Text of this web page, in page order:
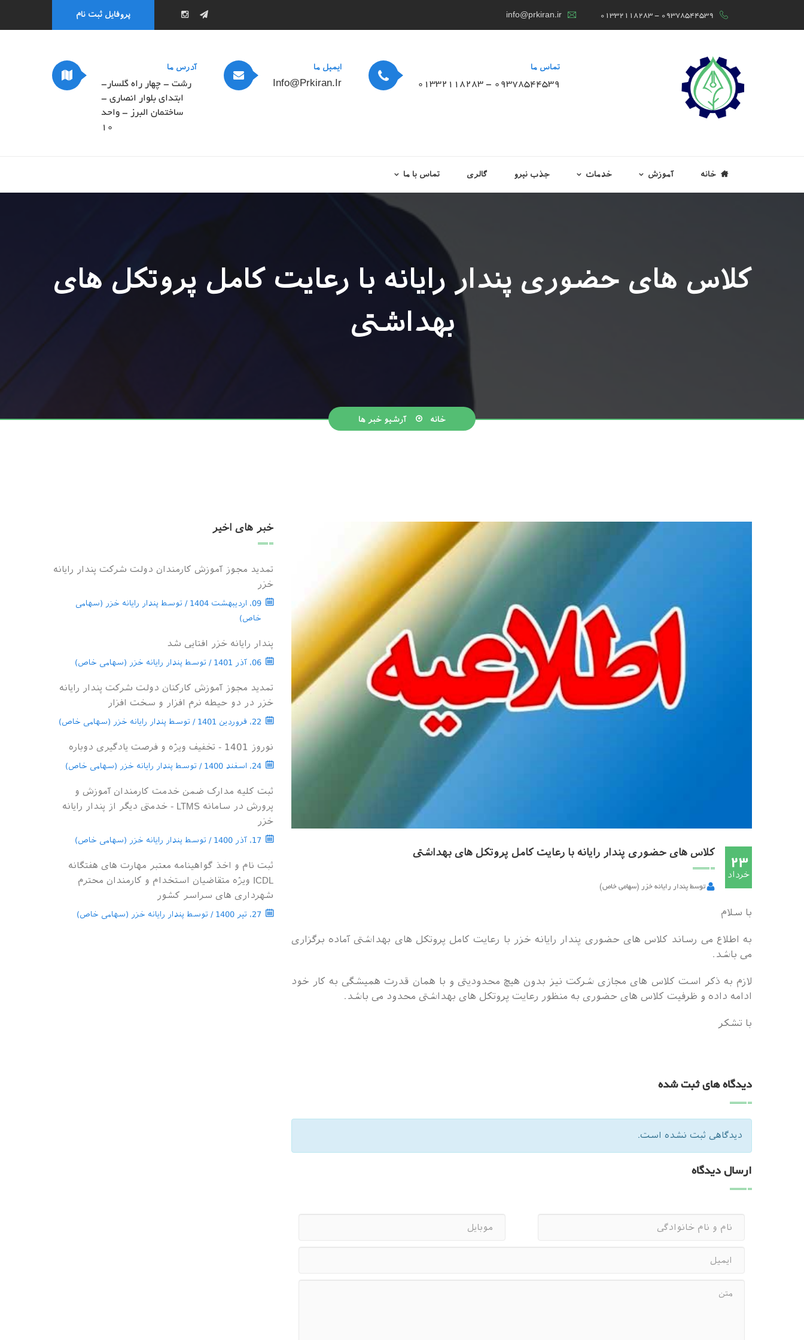
01332118283 - 09378544539
info@prkiran.ir پروفایل ثبت نام
تماس ما
01332118283 - 09378544539
ایمیل ما
Info@prkiran.ir
آدرس ما
رشت - چهار راه گلسار-
ابتدای بلوار انصاری -
ساختمان البرز - واحد
۱۰
خانه آموزش خدمات جذب نیرو گالری تماس با ما
کلاس های حضوری پندار رایانه با رعایت کامل پروتکل های
بهداشتی
خانه آرشیو خبر ها
23
خرداد
کلاس های حضوری پندار رایانه با رعایت کامل پروتکل های بهداشتی
توسط پندار رایانه خزر (سهامی خاص)
با سلام
به اطلاع می رساند کلاس های حضوری پندار رایانه خزر با رعایت کامل پروتکل های بهداشتی آماده برگزاری
می باشد.
لازم به ذکر است کلاس های مجازی شرکت نیز بدون هیچ محدودیتی و با همان قدرت همیشگی به کار خود
ادامه داده و ظرفیت کلاس های حضوری به منظور رعایت پروتکل های بهداشتی محدود می باشد.
با تشکر
دیدگاه های ثبت شده
دیدگاهی ثبت نشده است.
ارسال دیدگاه
خبر های اخیر
تمدید مجوز آموزش کارمندان دولت شرکت پندار رایانه
خزر
09، اردیبهشت 1404 / توسط پندار رایانه خزر (سهامی
خاص)
پندار رایانه خزر افتایی شد
06، آذر 1401 / توسط پندار رایانه خزر (سهامی خاص)
تمدید مجوز آموزش کارکنان دولت شرکت پندار رایانه
خزر در دو حیطه نرم افزار و سخت افزار
22، فروردین 1401 / توسط پندار رایانه خزر (سهامی خاص)
نوروز 1401 - تخفیف ویژه و فرصت یادگیری دوباره
24، اسفند 1400 / توسط پندار رایانه خزر (سهامی خاص)
ثبت کلیه مدارک ضمن خدمت کارمندان آموزش و
پرورش در سامانه LTMS - خدمتی دیگر از پندار رایانه
خزر
17، آذر 1400 / توسط پندار رایانه خزر (سهامی خاص)
ثبت نام و اخذ گواهینامه معتبر مهارت های هفتگانه
ICDL ویژه متقاضیان استخدام و کارمندان محترم
شهرداری های سراسر کشور
27، تیر 1400 / توسط پندار رایانه خزر (سهامی خاص)